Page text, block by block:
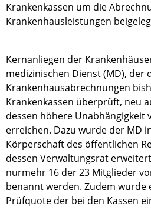
Krankenkassen um die
Krankenhausleistungen
Kernanliegen der
medizinischen Dienst (MD), der
Krankenhausabrechnungen
Krankenkassen überprüft, neu
dessen höhere Unabhängigkeit
erreichen. Dazu wurde der MD
Körperschaft des öffentlichen
dessen Verwaltungsrat
nurmehr 16 der 23 Mitglieder
benannt werden. Zudem wurde
Prüfquote der bei den Kassen